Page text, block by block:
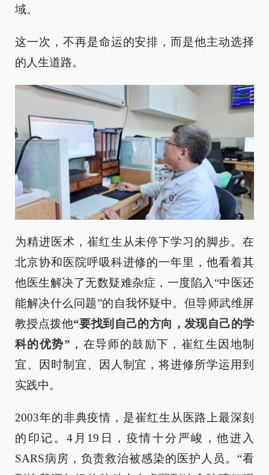
域。
这一次，不再是命运的安排，而是他主动选择
的人生道路。
为精进医术，崔红生从未停下学习的脚步。在
北京协和医院呼吸科进修的一年里，他看着其
他医生解决了无数疑难杂症，一度陷入“中医还
能解决什么问题”的自我怀疑中。但导师武维屏
教授点拨他“要找到自己的方向，发现自己的学
科的优势” ， 在导师的鼓励下，崔红生因地制
宜、因时制宜、因人制宜，将进修所学运用到
实践中。
2003年的非典疫情，是崔红生从医路上最深刻
的印记。4月19日，疫情十分严峻，他进入
SARS病房，负责救治被感染的医护人员。“看